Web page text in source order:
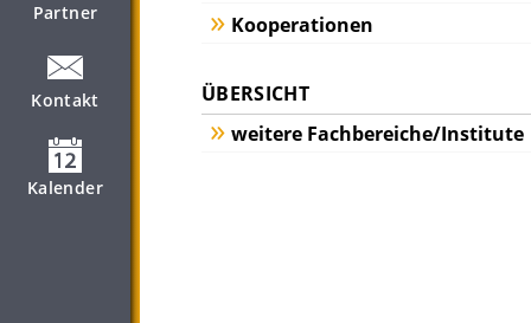
Partner
Kontakt
Kalender
Kooperationen
ÜBERSICHT
weitere Fachbereiche/Institute